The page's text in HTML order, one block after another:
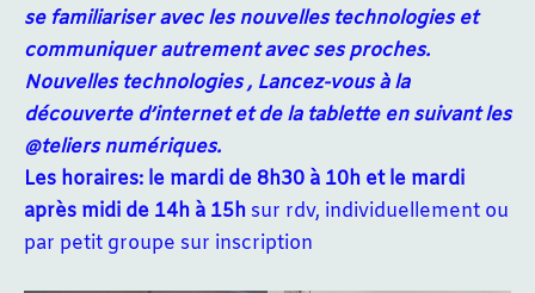
se familiariser avec les nouvelles technologies et
communiquer autrement avec ses proches.
Nouvelles technologies , Lancez-vous à la
découverte d’internet et de la tablette en suivant les
@teliers numériques.
Les horaires: le mardi de 8h30 à 10h et le mardi
après midi de 14h à 15h sur rdv, individuellement ou
par petit groupe sur inscription